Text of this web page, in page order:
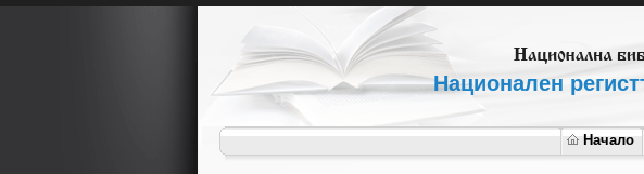
Национален
Начало